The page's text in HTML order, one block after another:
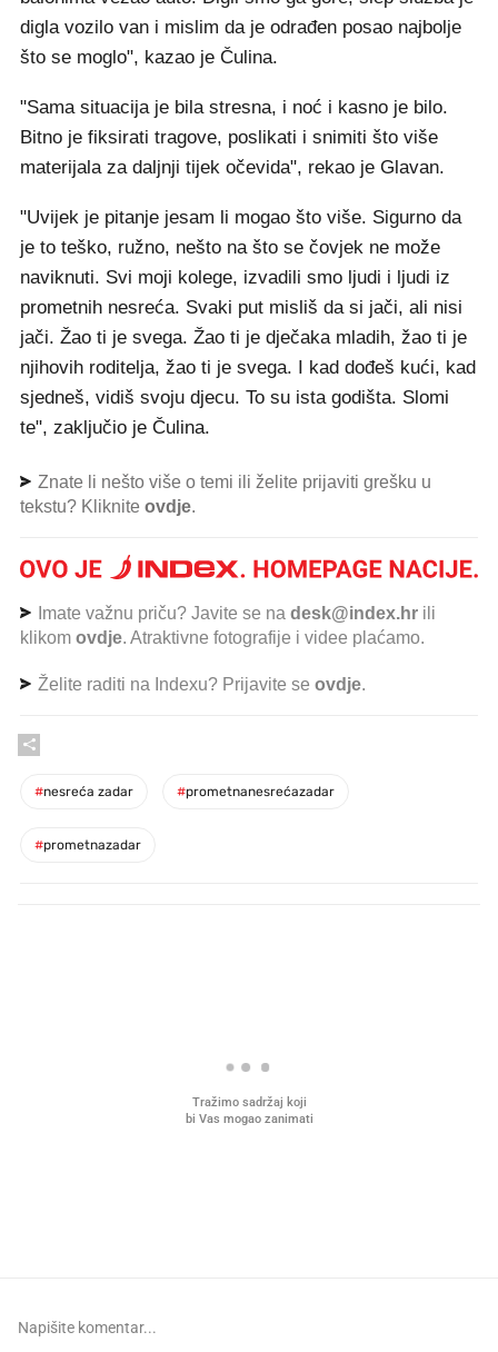
digla vozilo van i mislim da je odrađen posao najbolje
što se moglo", kazao je Čulina.
"Sama situacija je bila stresna, i noć i kasno je bilo.
Bitno je fiksirati tragove, poslikati i snimiti što više
materijala za daljnji tijek očevida", rekao je Glavan.
"Uvijek je pitanje jesam li mogao što više. Sigurno da
je to teško, ružno, nešto na što se čovjek ne može
naviknuti. Svi moji kolege, izvadili smo ljudi i ljudi iz
prometnih nesreća. Svaki put misliš da si jači, ali nisi
jači. Žao ti je svega. Žao ti je dječaka mladih, žao ti je
njihovih roditelja, žao ti je svega. I kad dođeš kući, kad
sjedneš, vidiš svoju djecu. To su ista godišta. Slomi
te", zaključio je Čulina.
Znate li nešto više o temi ili želite prijaviti grešku u
tekstu? Kliknite ovdje.
Imate važnu priču? Javite se na desk@index.hr ili
klikom ovdje. Atraktivne fotografije i videe plaćamo.
Želite raditi na Indexu? Prijavite se ovdje.
#nesreća zadar #prometnanesrećazadar
#prometnazadar